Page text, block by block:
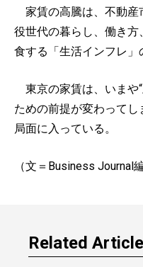
家賃の高騰は、不動産
役世代の暮らし、働き
食する「生活インフレ」
東京の家賃は、いまや
ための前提が変わって
局面に入っている。
（文＝Business Journal
Related